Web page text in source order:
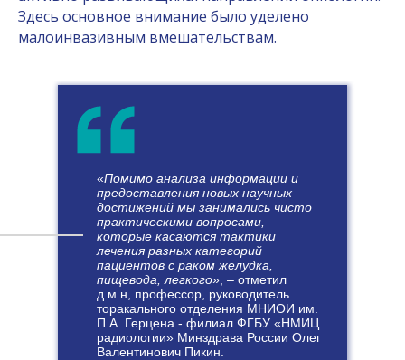
вопросы, касающиеся механизмов
реализации фотодинамического
эффективности применения методов
при различных заболеваниях.
В поле зрения участников также попадут
проблемы, связанные с применением
клинических методов в различных
областях медицины – дерматологии,
косметологии, онкодерматологии,
торакальной хирургии, онкологии,
урологии, эндоскопии и ряда других.
Таким образом, Конгресс будет носить
ярко выраженный междисциплинарный
характер.
Здесь основное внимание было уделено
малоинвазивным вмешательствам.
«Помимо анализа информации и
предоставления новых научных
достижений мы занимались чисто
практическими вопросами,
которые касаются тактики
лечения разных категорий
пациентов с раком желудка,
пищевода, легкого», – отметил
д.м.н, профессор, руководитель
торакального отделения МНИОИ им.
П.А. Герцена - филиал ФГБУ «НМИЦ
радиологии» Минздрава России Олег
Валентинович Пикин.